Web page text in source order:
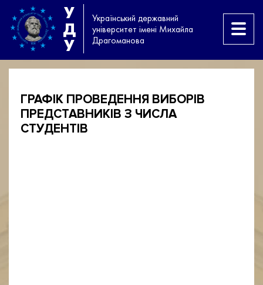
У
Д
У
Український державний
університет імені Михайла
Драгоманова
ГРАФІК ПРОВЕДЕННЯ ВИБОРІВ
ПРЕДСТАВНИКІВ З ЧИСЛА
СТУДЕНТІВ